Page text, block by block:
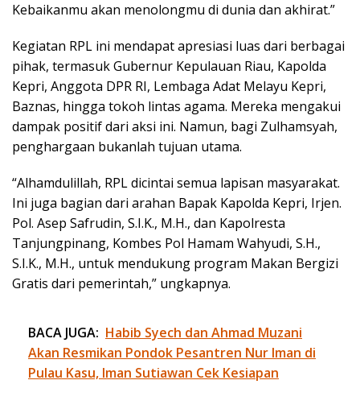
Kebaikanmu akan menolongmu di dunia dan akhirat.”
Kegiatan RPL ini mendapat apresiasi luas dari berbagai
pihak, termasuk Gubernur Kepulauan Riau, Kapolda
Kepri, Anggota DPR RI, Lembaga Adat Melayu Kepri,
Baznas, hingga tokoh lintas agama. Mereka mengakui
dampak positif dari aksi ini. Namun, bagi Zulhamsyah,
penghargaan bukanlah tujuan utama.
“Alhamdulillah, RPL dicintai semua lapisan masyarakat.
Ini juga bagian dari arahan Bapak Kapolda Kepri, Irjen.
Pol. Asep Safrudin, S.I.K., M.H., dan Kapolresta
Tanjungpinang, Kombes Pol Hamam Wahyudi, S.H.,
S.I.K., M.H., untuk mendukung program Makan Bergizi
Gratis dari pemerintah,” ungkapnya.
BACA JUGA: Habib Syech dan Ahmad Muzani
Akan Resmikan Pondok Pesantren Nur Iman di
Pulau Kasu, Iman Sutiawan Cek Kesiapan